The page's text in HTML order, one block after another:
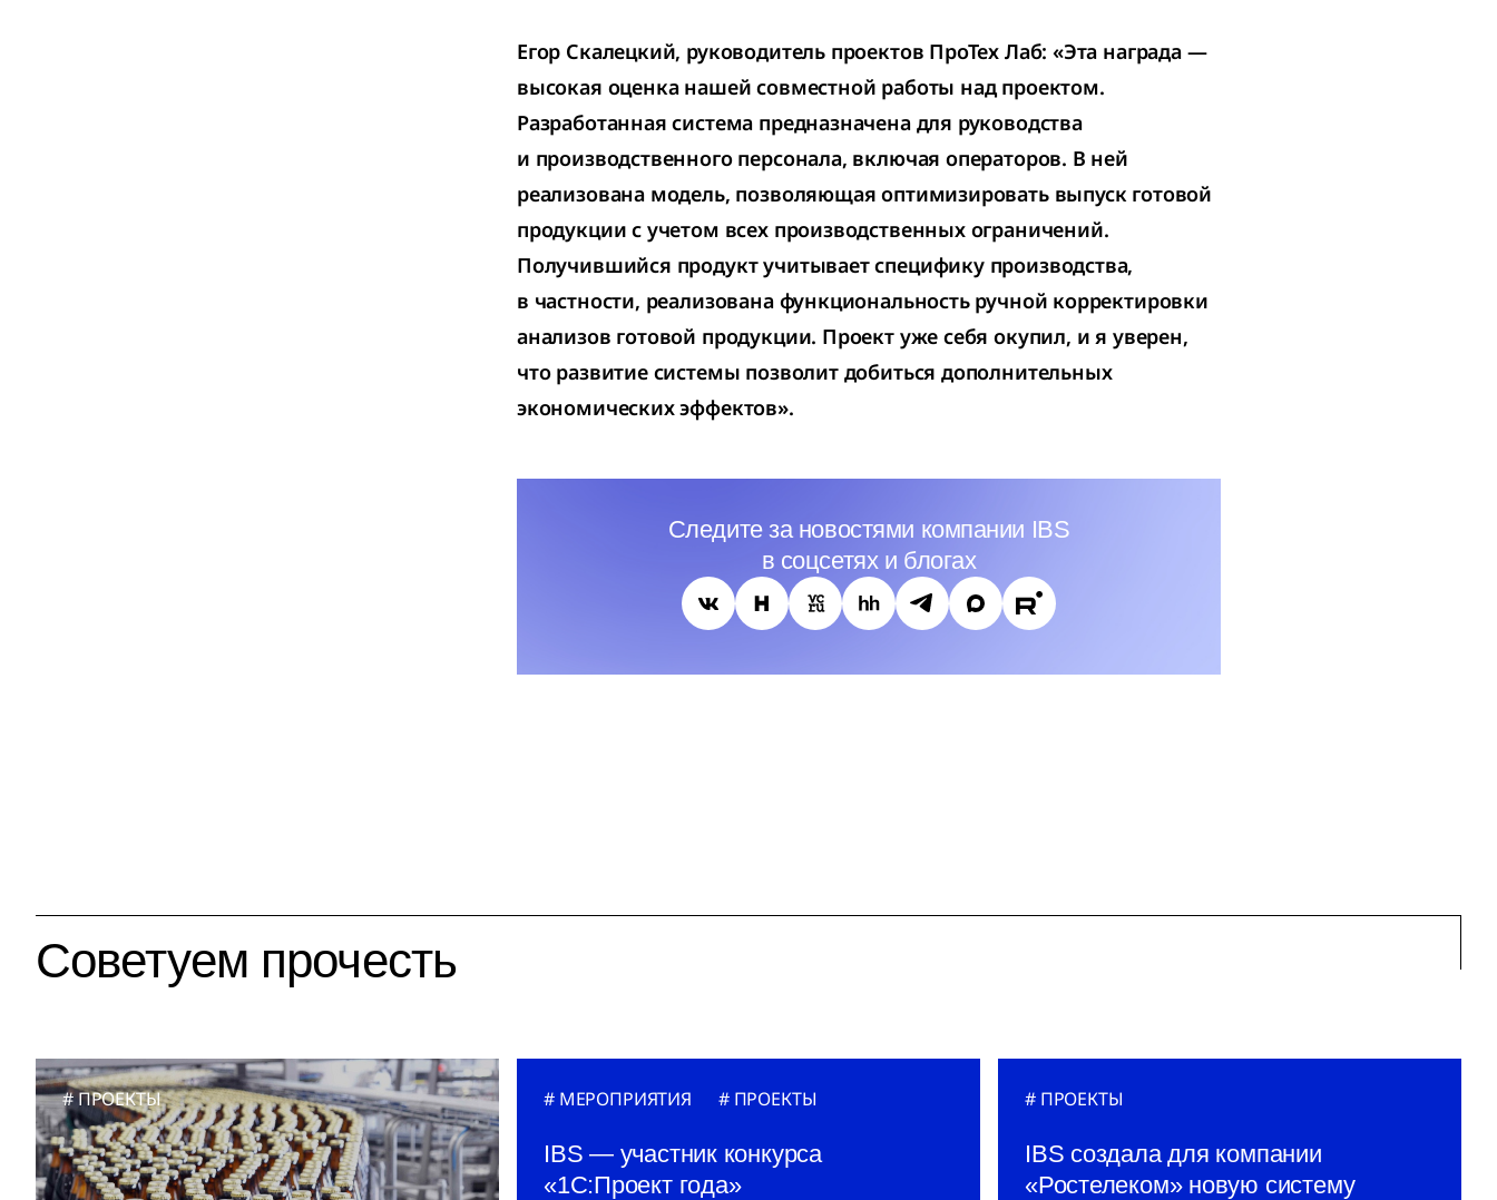
Егор Скалецкий, руководитель проектов ПроТех Лаб: «Эта награда —
высокая оценка нашей совместной работы над проектом.
Разработанная система предназначена для руководства
и производственного персонала, включая операторов. В ней
реализована модель, позволяющая оптимизировать выпуск готовой
продукции с учетом всех производственных ограничений.
Получившийся продукт учитывает специфику производства,
в частности, реализована функциональность ручной корректировки
анализов готовой продукции. Проект уже себя окупил, и я уверен,
что развитие системы позволит добиться дополнительных
экономических эффектов».
Следите за новостями компании IBS
в соцсетях и блогах
Советуем прочесть
ПРОЕКТЫ МЕРОПРИЯТИЯ ПРОЕКТЫ
IBS — участник конкурса
«1С:Проект года»
ПРОЕКТЫ
IBS создала для компании
«Ростелеком» новую систему